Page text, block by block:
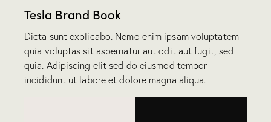
Tesla Brand Book
Dicta sunt explicabo. Nemo enim ipsam voluptatem
quia voluptas sit aspernatur aut odit aut fugit, sed
quia. Adipiscing elit sed do eiusmod tempor
incididunt ut labore et dolore magna aliqua.